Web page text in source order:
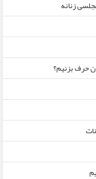
زنانه
حرف بزنیم؟